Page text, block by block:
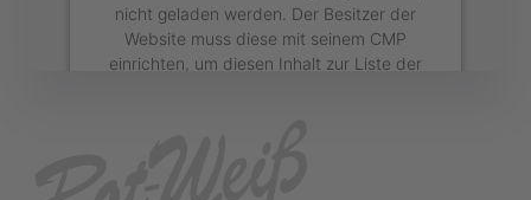
nicht geladen werden. Der Besitzer der
Website muss diese mit seinem CMP
einrichten, um diesen Inhalt zur Liste der